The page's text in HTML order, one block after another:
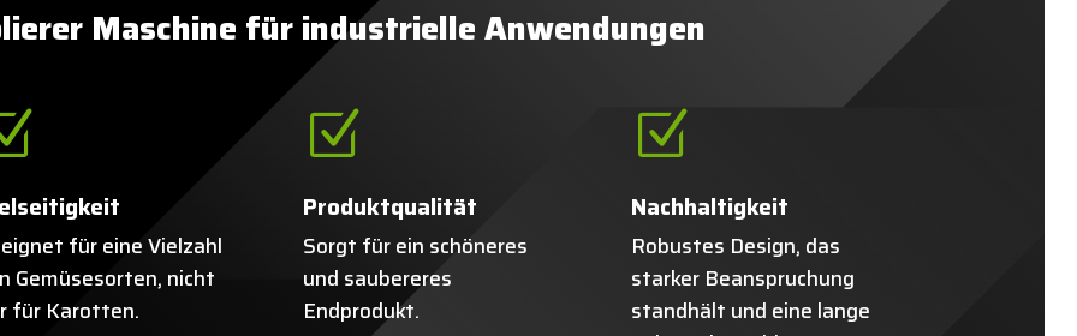
Maschine für industrielle Anwendungen
für eine Vielzahl
Gemüsesorten, nicht
für Karotten.
Z
Produktqualität
Sorgt für ein schöneres
und saubereres
Endprodukt.
Z
Nachhaltigkeit
Robustes Design, das
starker Beanspruchung
standhält und eine lange